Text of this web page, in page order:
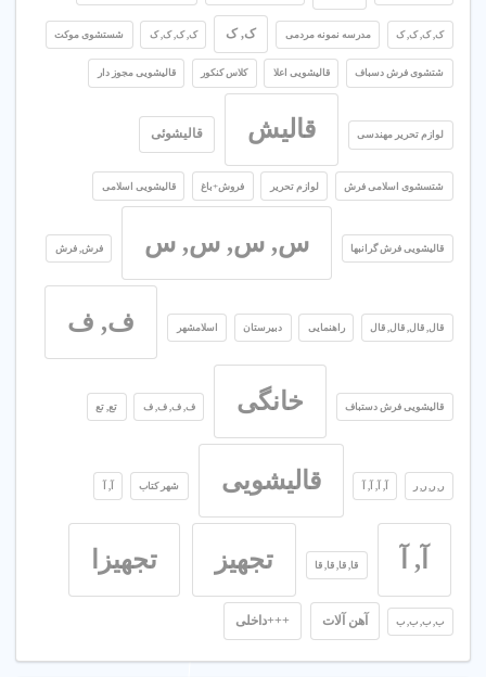
ک, ک, ک, ک مدرسه نمونه مردمی ک, ک ک, ک, ک, ک شستشوی موکت
شتشوی فرش دسباف قالیشویی اعلا کلاس کنکور قالیشویی مجوز دار
لوازم تحریر مهندسی قالیش قالیشوئی
شتسشوی اسلامی فرش لوازم تحریر فروش+باغ قالیشویی اسلامی
قالیشویی فرش گرانبها س, س, س, س فرش, فرش
قال, قال, قال, قال راهنمایی دبیرستان اسلامشهر ف, ف
قالیشویی فرش دستباف خانگی ف, ف, ف, ف تع, تع
ر, ر, ر, ر قالیشویی شهر کتاب
آ, آ قا, قا, قا, قا تجهیز تجهیزا
ب, ب, ب, ب آهن آلات +++داخلی